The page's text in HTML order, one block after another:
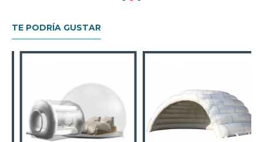
TE PODRÍA GUSTAR